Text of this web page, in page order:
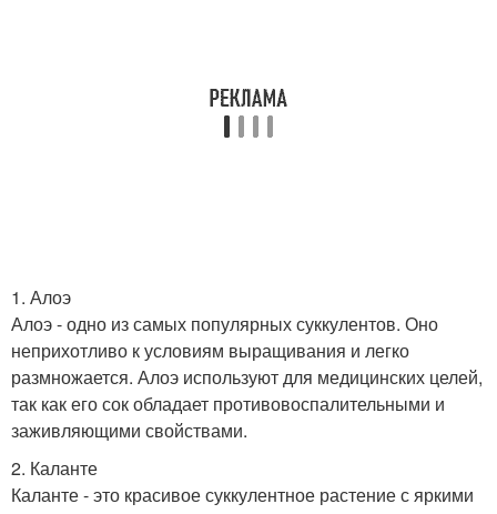
1. Алоэ
Алоэ - одно из самых популярных суккулентов. Оно
неприхотливо к условиям выращивания и легко
размножается. Алоэ используют для медицинских целей,
так как его сок обладает противовоспалительными и
заживляющими свойствами.
2. Каланте
Каланте - это красивое суккулентное растение с яркими